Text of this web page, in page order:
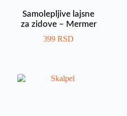
Samolepljive lajsne
za zidove – Mermer
399RSD